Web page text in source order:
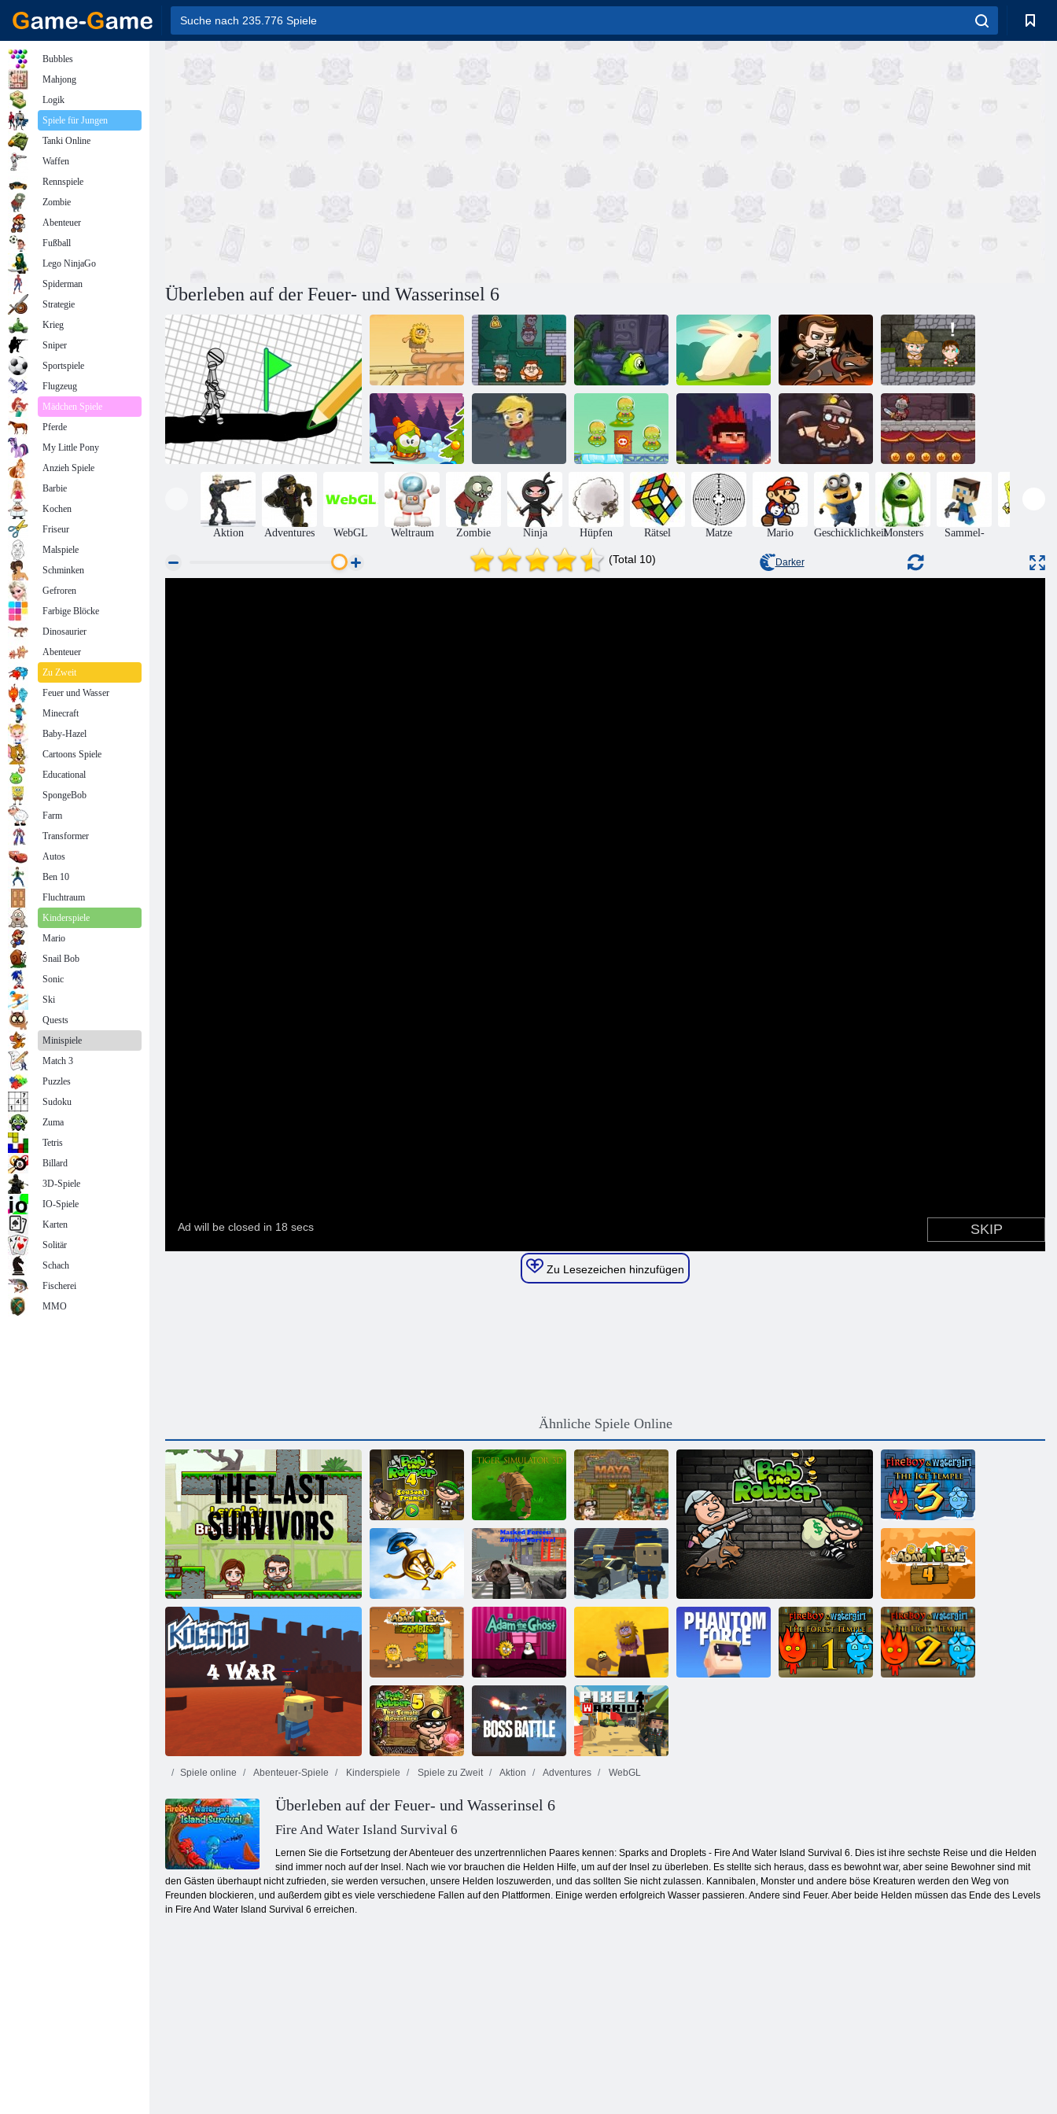
Überleben auf der Feuer- und Wasserinsel 6
Adam und Eva 2
Geldmessgeräte
2
Transmorpher 3
Gierig
Kaninchen
Geldüberzug 3
Wachdienst
Inca Abenteuer
Winterabenteuer
Mein
Abenteuerbuch
Cowboys vs
Martians
Ninja Ranmaru Goldmine Tapferer Ritter
Aktion Adventures WebGL Weltraum Zombie Ninja Hüpfen Rätsel Matze Mario GeschicklichkeitMonsters Sammel-
(Total 10) Darker
Zu Lesezeichen hinzufügen
Ähnliche Spiele Online
Die letzten Überlebenden
Bob der Räuber
4
Tiger Simulator
3d
Maya-Abenteuer
remastered
Feuer und
Wasser 3: Der
Eistempel
Key & Shield
Maskierte
Kräfte: Zombie-
Überleben
Kogama: 4 Krieg
Kogama
Skispringen!!
Adam und Eva 4
Adam und Eva:
Zombies
Adam und Eva:
Adam der Geist
Adam N Eve 8
Die Liebesquest
5:
Tempelabenteuer
Kogama:
Bosskampf
Spiele online Abenteuer-Spiele Kinderspiele Spiele zu Zweit Aktion Adventures WebGL
Überleben auf der Feuer- und Wasserinsel 6
Fire And Water Island Survival 6
Lernen Sie die Fortsetzung der Abenteuer des unzertrennlichen Paares kennen: Sparks and Droplets - Fire And Water Island Survival 6. Dies ist ihre sechste Reise und die Helden
sind immer noch auf der Insel. Nach wie vor brauchen die Helden Hilfe, um auf der Insel zu überleben. Es stellte sich heraus, dass es bewohnt war, aber seine Bewohner sind mit
den Gästen überhaupt nicht zufrieden, sie werden versuchen, unsere Helden loszuwerden, und das sollten Sie nicht zulassen. Kannibalen, Monster und andere böse Kreaturen werden den Weg von
Freunden blockieren, und außerdem gibt es viele verschiedene Fallen auf den Plattformen. Einige werden erfolgreich Wasser passieren. Andere sind Feuer. Aber beide Helden müssen das Ende des Levels
in Fire And Water Island Survival 6 erreichen.
Bubbles
Mahjong
Logik
Spiele für Jungen
Tanki Online
Waffen
Rennspiele
Zombie
Abenteuer
Fußball
Lego NinjaGo
Spiderman
Strategie
Krieg
Sniper
Sportspiele
Flugzeug
Mädchen Spiele
Pferde
My Little Pony
Anzieh Spiele
Barbie
Kochen
Friseur
Malspiele
Schminken
Gefroren
Farbige Blöcke
Dinosaurier
Abenteuer
Zu Zweit
Feuer und Wasser
Minecraft
Baby-Hazel
Cartoons Spiele
Educational
SpongeBob
Farm
Transformer
Autos
Ben 10
Fluchtraum
Kinderspiele
Mario
Snail Bob
Sonic
Ski
Quests
Minispiele
Match 3
Puzzles
Sudoku
Zuma
Tetris
Billard
3D-Spiele
IO-Spiele
Karten
Solitär
Schach
Fischerei
MMO